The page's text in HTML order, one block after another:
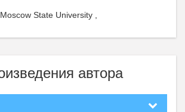
State University ,
автора